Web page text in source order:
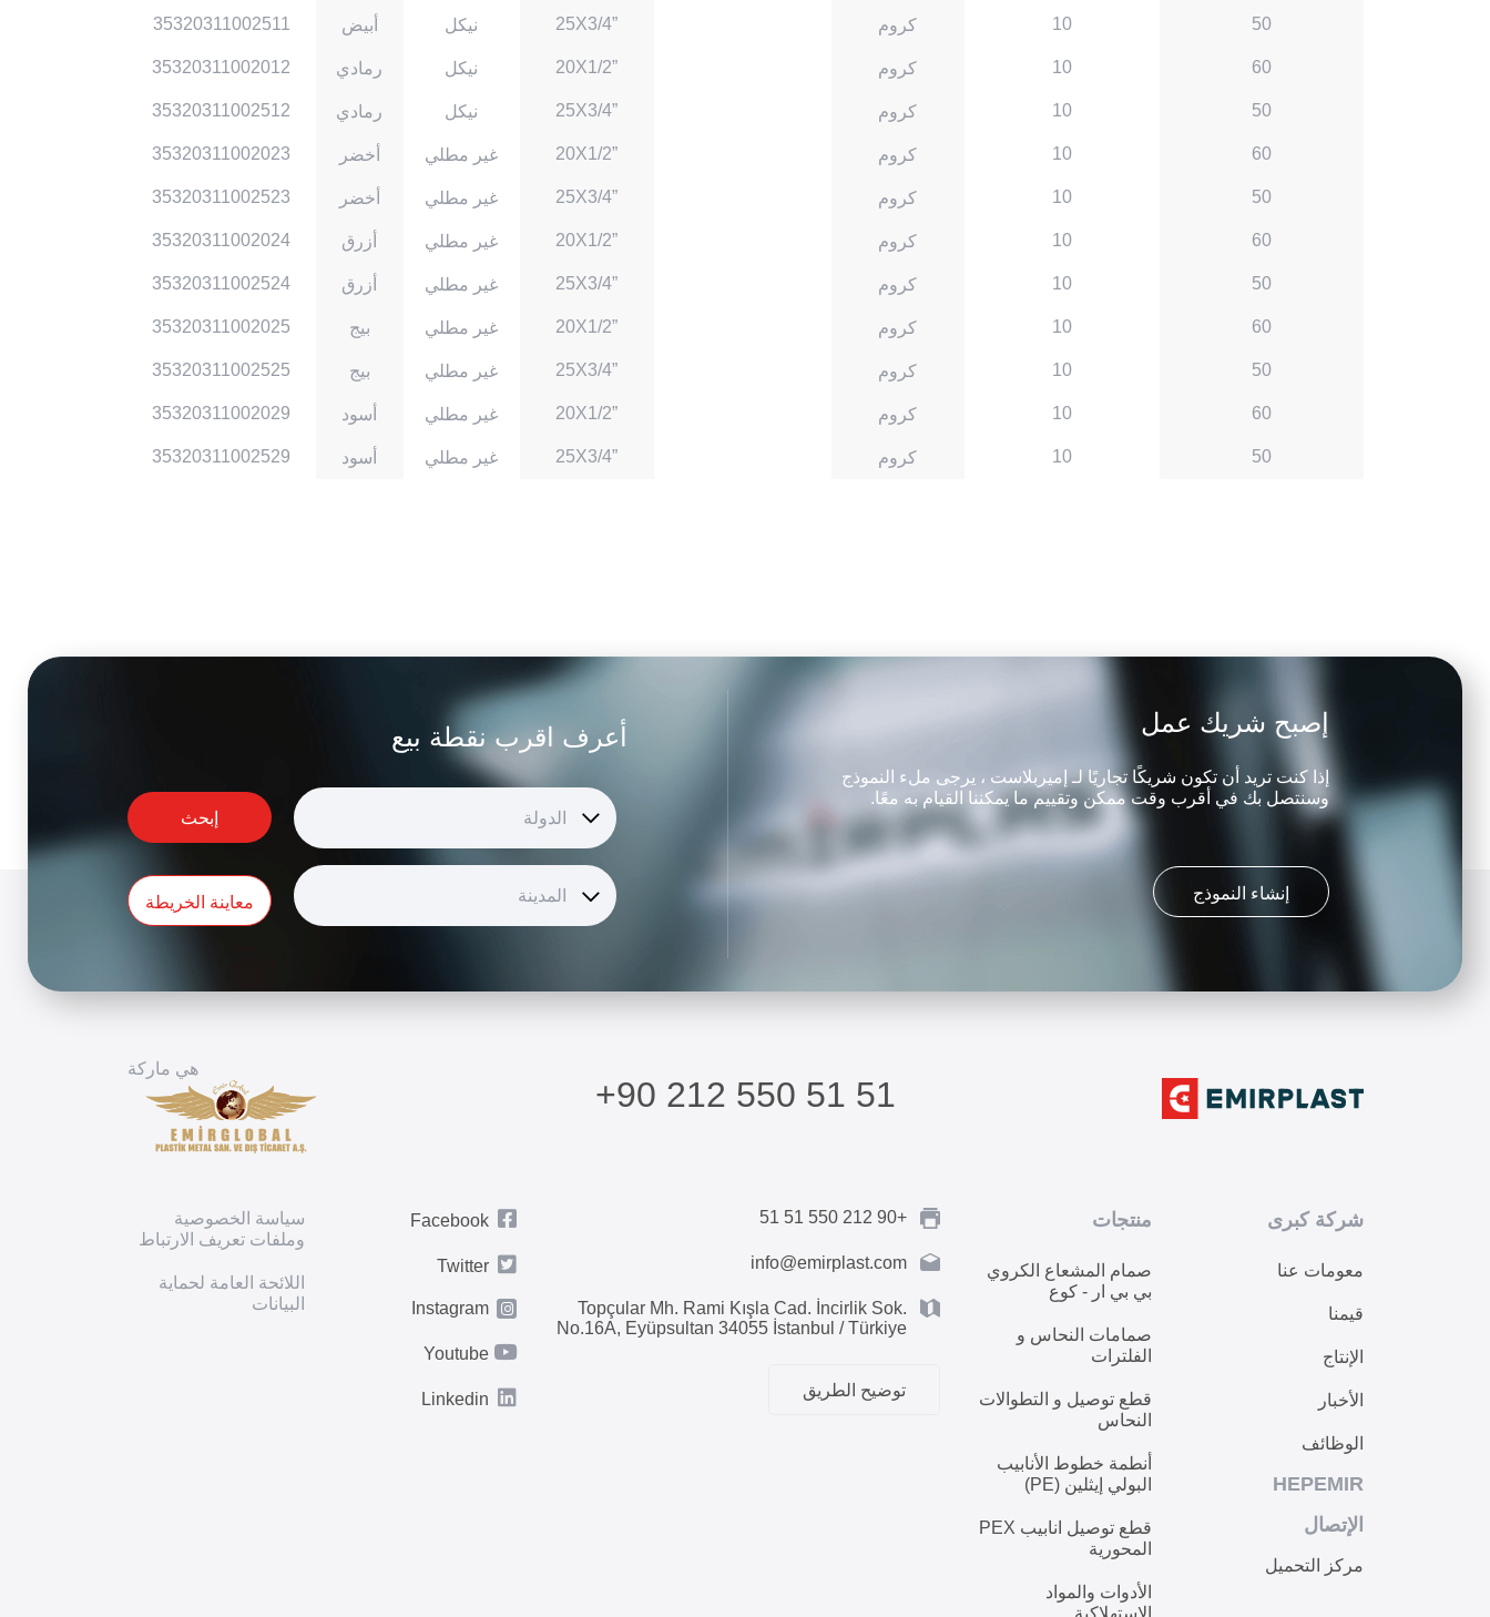
35320311002511 أبيض نيكل 25X3/4” كروم 10 50
35320311002012 رمادي نيكل 20X1/2” كروم 10 60
35320311002512 رمادي نيكل 25X3/4” كروم 10 50
35320311002023 أخضر غير مطلي 20X1/2” كروم 10 60
35320311002523 أخضر غير مطلي 25X3/4” كروم 10 50
35320311002024 أزرق غير مطلي 20X1/2” كروم 10 60
35320311002524 أزرق غير مطلي 25X3/4” كروم 10 50
35320311002025 بيج غير مطلي 20X1/2” كروم 10 60
35320311002525 بيج غير مطلي 25X3/4” كروم 10 50
35320311002029 أسود غير مطلي 20X1/2” كروم 10 60
35320311002529 أسود غير مطلي 25X3/4” كروم 10 50
أعرف اقرب نقطة بيع
الدولة إبحث
المدينة معاينة الخريطة
إصبح شريك عمل
إذا كنت تريد أن تكون شريكًا تجاريًا لـ إميربلاست ، يرجى ملء النموذج
وسنتصل بك في أقرب وقت ممكن وتقييم ما يمكننا القيام به معًا.
إنشاء النموذج
+90 212 550 51 51
هي ماركة
شركة كبرى
معومات عنا
قيمنا
الإنتاج
الأخبار
الوظائف
HEPEMIR
الإتصال
مركز التحميل
منتجات
صمام المشعاع الكروي
بي بي ار - كوع
صمامات النحاس و
الفلترات
قطع توصيل و التطوالات
النحاس
أنطمة خطوط الأنابيب
البولي إيثلين (PE)
قطع توصيل انابيب PEX
المحورية
الأدوات والمواد
الاستهلاكية
+90 212 550 51 51
info@emirplast.com
Topçular Mh. Rami Kışla Cad. İncirlik Sok.
No.16A, Eyüpsultan 34055 İstanbul / Türkiye
توضيح الطريق
Facebook
Twitter
Instagram
Youtube
Linkedin
سياسة الخصوصية
وملفات تعريف الارتباط
اللائحة العامة لحماية
البيانات